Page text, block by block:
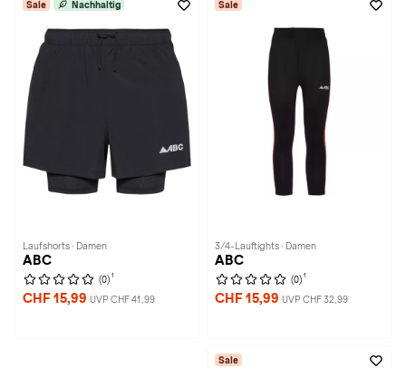
Sale Nachhaltig
Laufshorts · Damen
ABC
(0) 1
CHF 15,99 UVP CHF 41,99
Sale
3/4-Lauftights · Damen
ABC
(0) 1
CHF 15,99 UVP CHF 32,99
Sale